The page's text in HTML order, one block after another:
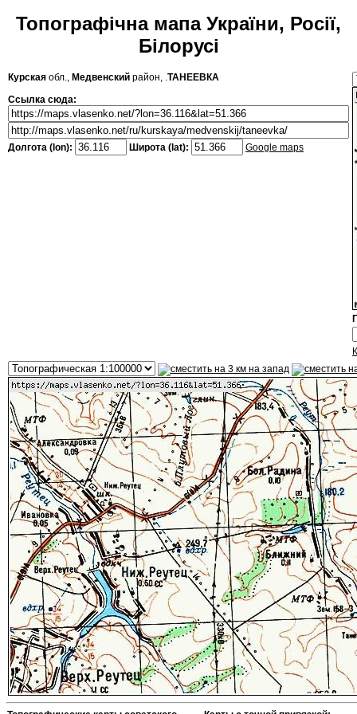
Топографічна мапа України, Росії,
Білорусі
Курская обл., Медвенский район, .ТАНЕЕВКА
Ссылка сюда:
Долгота (lon): Широта (lat): Google maps